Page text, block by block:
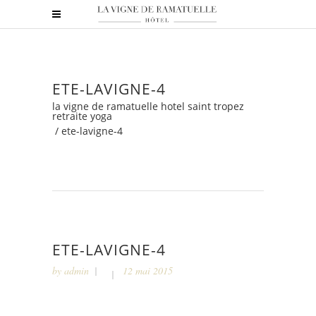
ETE-LAVIGNE-4
la vigne de ramatuelle hotel saint tropez
retraite yoga
/ ete-lavigne-4
ETE-LAVIGNE-4
by admin 12 mai 2015